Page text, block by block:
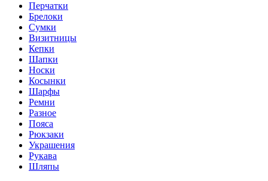
Перчатки
Брелоки
Сумки
Визитницы
Кепки
Шапки
Носки
Косынки
Шарфы
Ремни
Разное
Пояса
Рюкзаки
Украшения
Рукава
Шляпы